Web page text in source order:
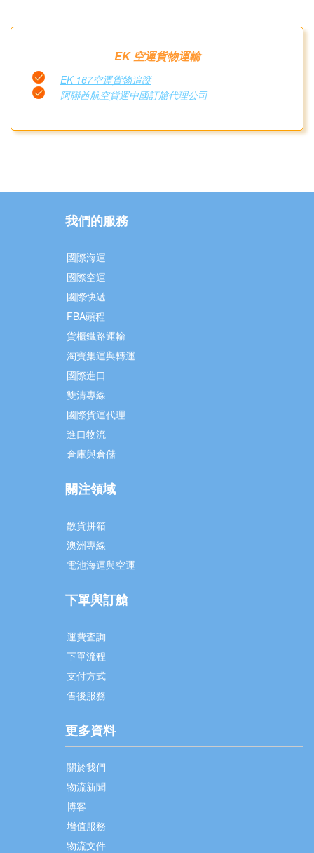
EK 空運貨物運輸
EK 167空運貨物追蹤
阿聯酋航空貨運中國訂艙代理公司
我們的服務
國際海運
國際空運
國際快遞
FBA頭程
貨櫃鐵路運輸
淘寶集運與轉運
國際進口
雙清專線
國際貨運代理
進口物流
倉庫與倉儲
關注領域
散貨拼箱
澳洲專線
電池海運與空運
下單與訂艙
運費査詢
下單流程
支付方式
售後服務
更多資料
關於我們
物流新聞
博客
增值服務
物流文件